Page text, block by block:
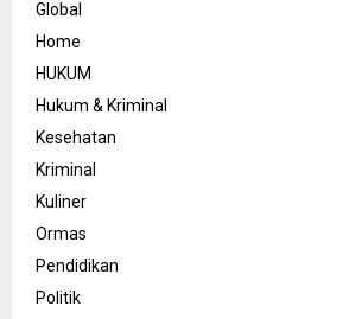
Global
Home
HUKUM
Hukum & Kriminal
Kesehatan
Kriminal
Kuliner
Ormas
Pendidikan
Politik